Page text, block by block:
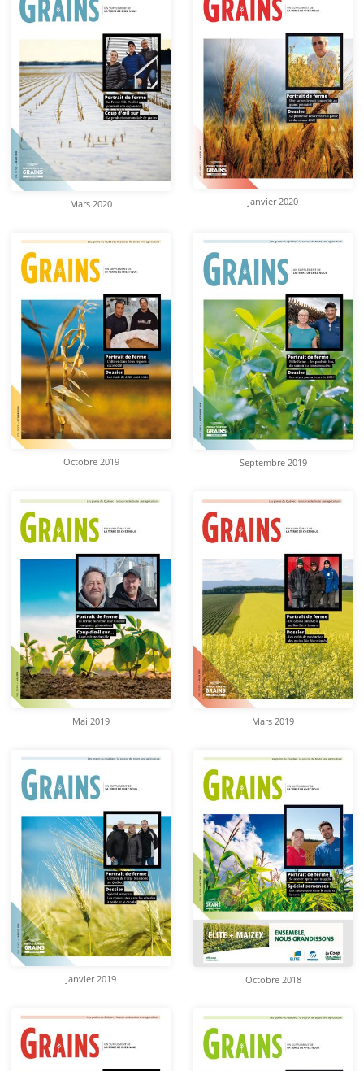
Mars 2020 Janvier 2020
Octobre 2019 Septembre 2019
Mai 2019 Mars 2019
Janvier 2019 Octobre 2018